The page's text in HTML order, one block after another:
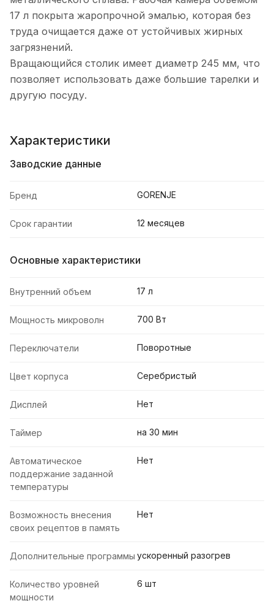
17 л покрыта жаропрочной эмалью, которая без
труда очищается даже от устойчивых жирных
загрязнений.
Вращающийся столик имеет диаметр 245 мм, что
позволяет использовать даже большие тарелки и
другую посуду.
Характеристики
Заводские данные
Бренд GORENJE
Срок гарантии 12 месяцев
Основные характеристики
Внутренний объем 17 л
Мощность микроволн 700 Вт
Переключатели Поворотные
Цвет корпуса Серебристый
Дисплей Нет
Таймер на 30 мин
Автоматическое
поддержание заданной
температуры
Нет
Возможность внесения
своих рецептов в память
Нет
Дополнительные программы ускоренный разогрев
Количество уровней
мощности
6 шт